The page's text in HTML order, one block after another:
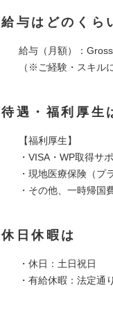
給与はどのくら
給与（月額）：
（※ご経験・スキル
待遇・福利厚生
【福利厚生】
・VISA・WP取得サ
・現地医療保険（プ
・その他、一時帰国
休日休暇は
・休日：土日祝日
・有給休暇：法定通り